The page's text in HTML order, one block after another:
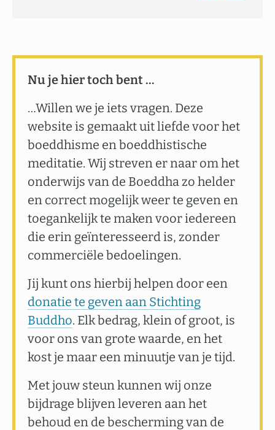
Nu je hier toch bent …
…Willen we je iets vragen. Deze
website is gemaakt uit liefde voor het
boeddhisme en boeddhistische
meditatie. Wij streven er naar om het
onderwijs van de Boeddha zo helder
en correct mogelijk weer te geven en
toegankelijk te maken voor iedereen
die erin geïnteresseerd is, zonder
commerciële bedoelingen.
Jij kunt ons hierbij helpen door een
donatie te geven aan Stichting
Buddho. Elk bedrag, klein of groot, is
voor ons van grote waarde, en het
kost je maar een minuutje van je tijd.
Met jouw steun kunnen wij onze
bijdrage blijven leveren aan het
behoud en de bescherming van de